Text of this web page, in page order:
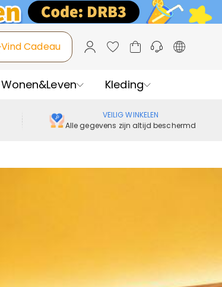
Vind Cadeau
Wonen&Leven Kleding
VEILIG WINKELEN
Alle gegevens zijn altijd beschermd